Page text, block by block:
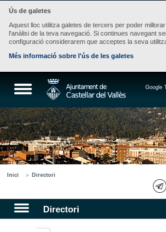
Ús de galetes
Aquest lloc utilitza galetes de tercers per poder
l'anàlisi de la teva navegació. Si continues navegant
configuració considerarem que acceptes la seva
Més informació sobre l'ús de les galetes
Google
Inici Directori
Directori